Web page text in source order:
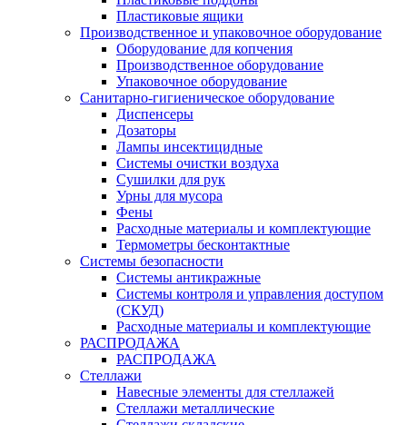
Пластиковые ящики
Производственное и упаковочное оборудование
Оборудование для копчения
Производственное оборудование
Упаковочное оборудование
Санитарно-гигиеническое оборудование
Диспенсеры
Дозаторы
Лампы инсектицидные
Системы очистки воздуха
Сушилки для рук
Урны для мусора
Фены
Расходные материалы и комплектующие
Термометры бесконтактные
Системы безопасности
Системы антикражные
Системы контроля и управления доступом
(СКУД)
Расходные материалы и комплектующие
РАСПРОДАЖА
РАСПРОДАЖА
Стеллажи
Навесные элементы для стеллажей
Стеллажи металлические